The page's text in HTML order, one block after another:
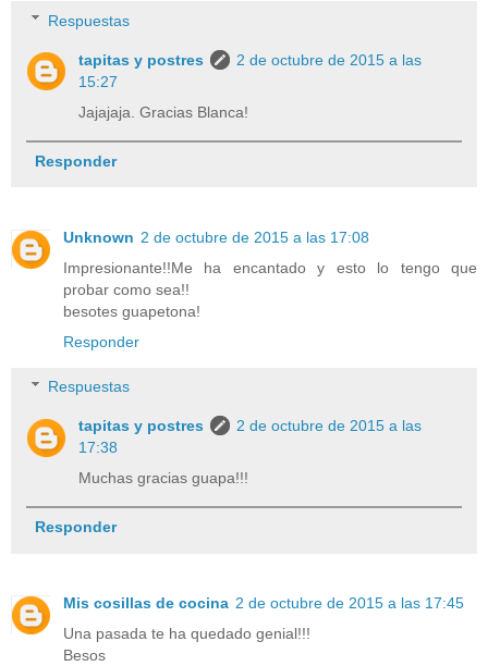
Respuestas
tapitas y postres
2 de octubre de 2015 a las
15:27
Jajajaja. Gracias Blanca!
Responder
Unknown 2 de octubre de 2015 a las 17:08
Impresionante!!Me ha encantado y esto lo tengo que
probar como sea!!
besotes guapetona!
Responder
Respuestas
tapitas y postres
2 de octubre de 2015 a las
17:38
Muchas gracias guapa!!!
Responder
Mis cosillas de cocina 2 de octubre de 2015 a las 17:45
Una pasada te ha quedado genial!!!
Besos